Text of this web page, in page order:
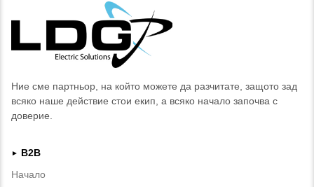
Ние сме партньор, на който можете да разчитате, защото зад
всяко наше действие стои екип, а всяко начало започва с
доверие.
►
B2B
Начало